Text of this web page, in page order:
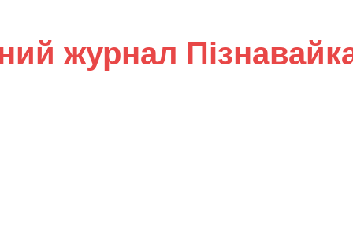
журнал